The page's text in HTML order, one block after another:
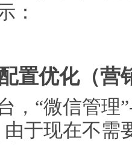
：
置优化（营
，“微信管理
于现在不需